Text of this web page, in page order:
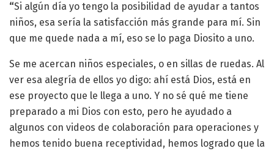
“Si algún día yo tengo la posibilidad de ayudar a tantos
niños, esa sería la satisfacción más grande para mí. Sin
que me quede nada a mí, eso se lo paga Diosito a uno.
Se me acercan niños especiales, o en sillas de ruedas. Al
ver esa alegría de ellos yo digo: ahí está Dios, está en
ese proyecto que le llega a uno. Y no sé qué me tiene
preparado a mi Dios con esto, pero he ayudado a
algunos con videos de colaboración para operaciones y
hemos tenido buena receptividad, hemos logrado que la